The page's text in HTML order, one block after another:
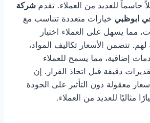
حاسماً للعديد من العملاء. تقدم شركة
ابوظبي خيارات متعددة تتناسب مع
مما يسهل على العملاء اختيار
لهم. تتضمن الأسعار تكاليف المواد،
إضافية، مما يسمح للعملاء
دقيقة قبل اتخاذ القرار. إن
معقولة دون التأثير على الجودة
مثاليًا للعديد من العملاء.